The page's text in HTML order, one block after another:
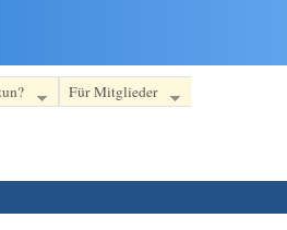
Für Mitglieder